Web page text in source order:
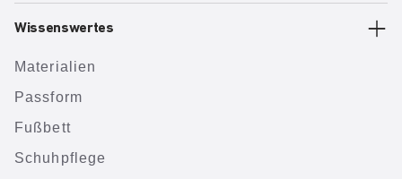
Wissenswertes
Materialien
Passform
Fußbett
Schuhpflege